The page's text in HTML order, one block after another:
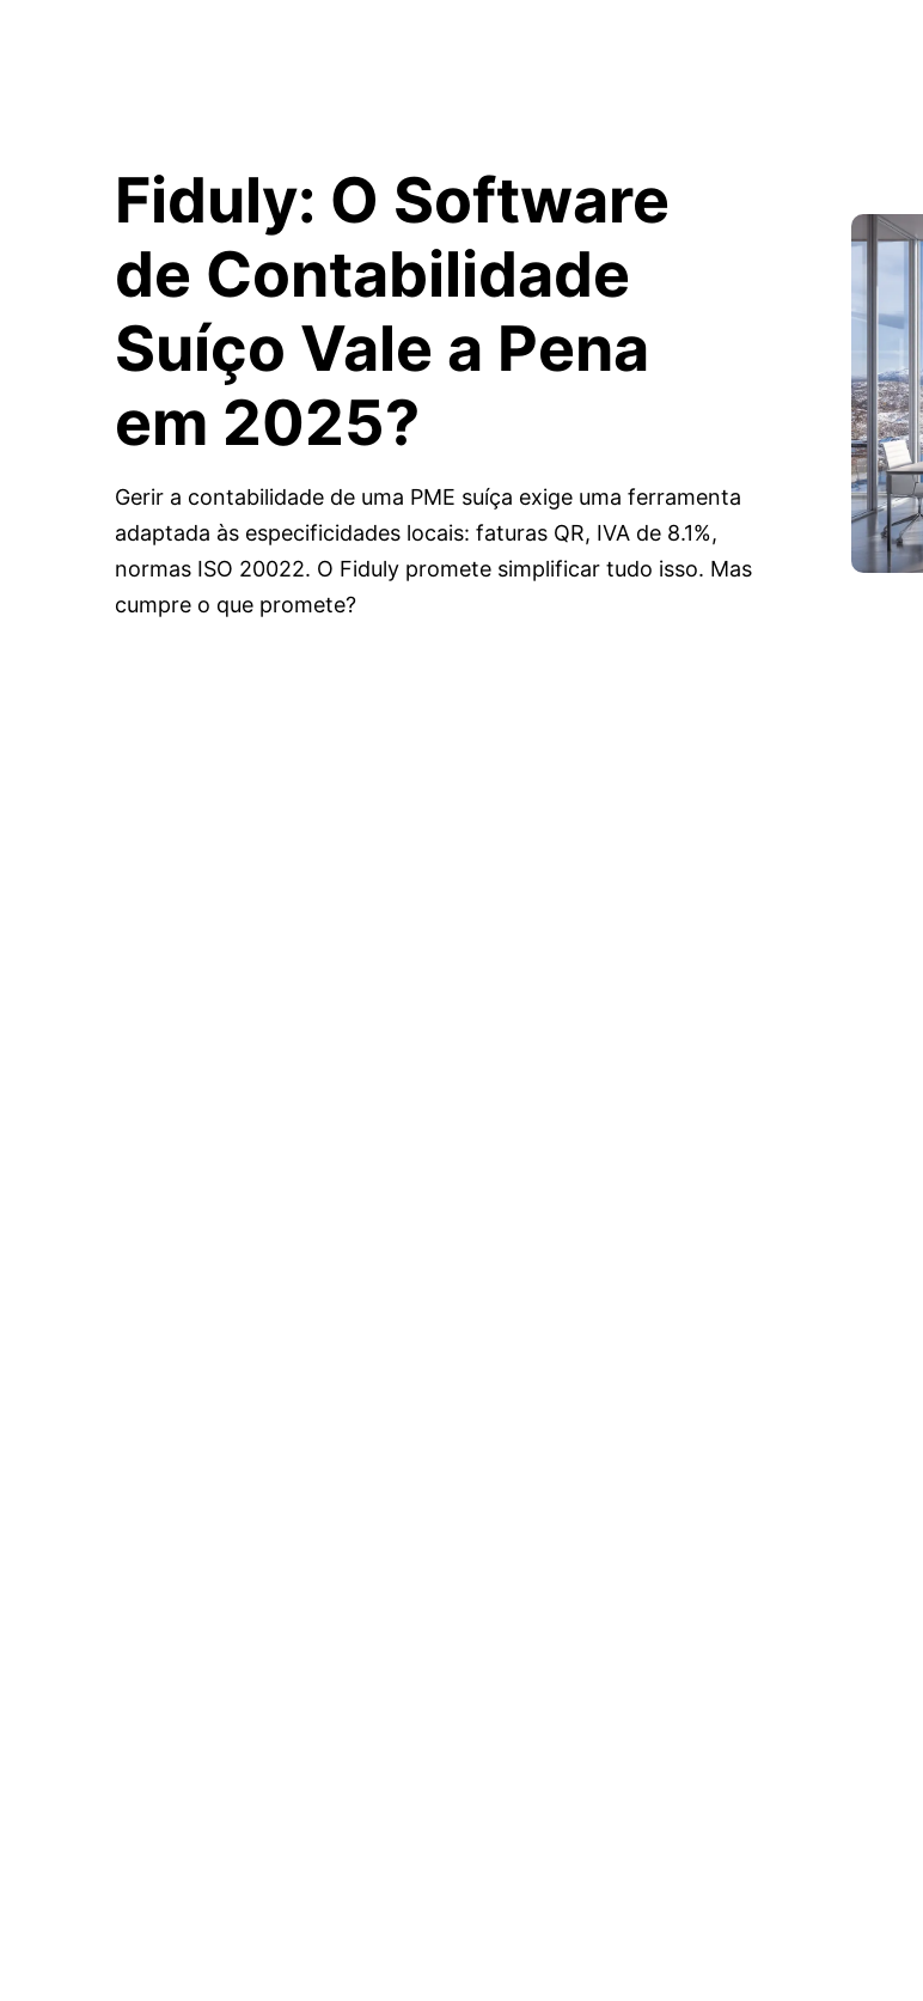
Fiduly: O Software
de Contabilidade
Suíço Vale a Pena
em 2025?
Gerir a contabilidade de uma PME suíça exige uma ferramenta
adaptada às especificidades locais: faturas QR, IVA de 8.1%,
normas ISO 20022. O Fiduly promete simplificar tudo isso. Mas
cumpre o que promete?